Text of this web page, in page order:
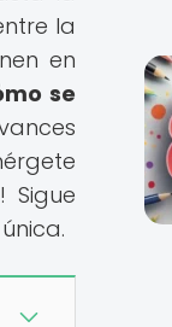
la
en
se
Sigue